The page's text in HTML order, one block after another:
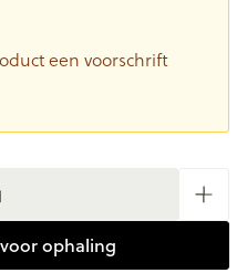
een voorschrift
voor ophaling